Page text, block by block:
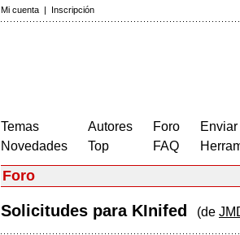
Mi cuenta | Inscripción
Temas
Novedades
Autores
Top
Foro
FAQ
Foro
Solicitudes para KInifed (de